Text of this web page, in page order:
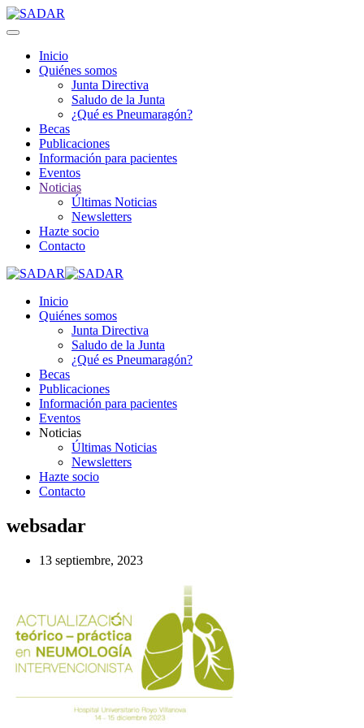
Inicio
Quiénes somos
Junta Directiva
Saludo de la Junta
¿Qué es Pneumaragón?
Becas
Publicaciones
Información para pacientes
Eventos
Noticias
Últimas Noticias
Newsletters
Hazte socio
Contacto
Inicio
Quiénes somos
Junta Directiva
Saludo de la Junta
¿Qué es Pneumaragón?
Becas
Publicaciones
Información para pacientes
Eventos
Noticias
Últimas Noticias
Newsletters
Hazte socio
Contacto
websadar
13 septiembre, 2023